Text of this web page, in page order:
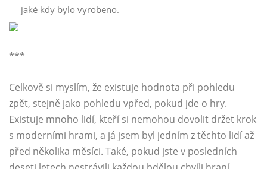
jaké kdy bylo vyrobeno.
***
Celkově si myslím, že existuje hodnota při pohledu
zpět, stejně jako pohledu vpřed, pokud jde o hry.
Existuje mnoho lidí, kteří si nemohou dovolit držet krok
s moderními hrami, a já jsem byl jedním z těchto lidí až
před několika měsíci. Také, pokud jste v posledních